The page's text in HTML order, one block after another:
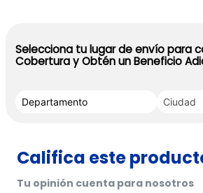
Selecciona tu lugar de envío para
Cobertura y Obtén un Beneficio